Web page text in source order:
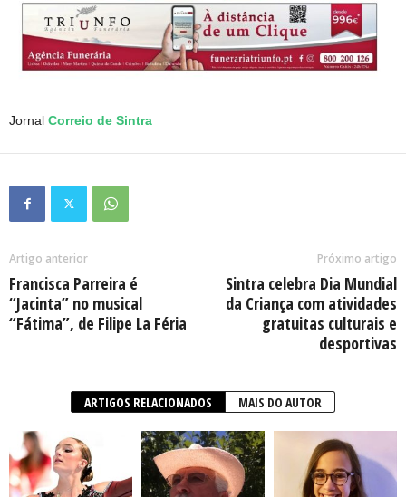
Jornal Correio de Sintra
Artigo anterior
Francisca Parreira é
“Jacinta” no musical
“Fátima”, de Filipe La Féria
Próximo artigo
Sintra celebra Dia Mundial
da Criança com atividades
gratuitas culturais e
desportivas
ARTIGOS RELACIONADOS MAIS DO AUTOR